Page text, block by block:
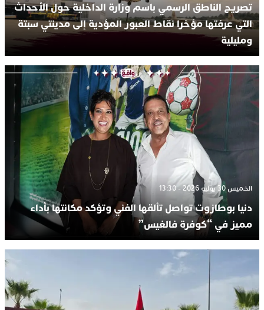
تصريح الناطق الرسمي باسم وزارة الداخلية حول الأحداث
التي عرفتها مؤخرا نقاط العبور المؤدية إلى مدينتي سبتة
ومليلية
الخميس 30 يوليو 2026 - 13:30
دنيا بوطازوت تواصل تألقها الفني وتؤكد مكانتها بأداء
مميز في “كوفرة فالغيس”